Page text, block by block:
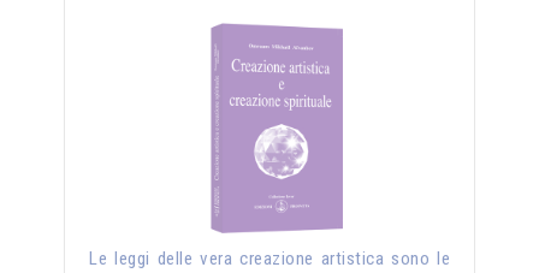
Le leggi delle vera creazione artistica sono le